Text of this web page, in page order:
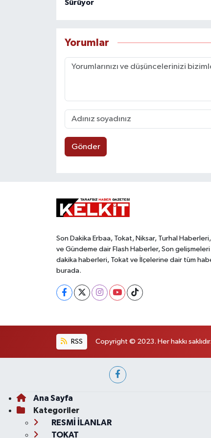
Sürüyor
Yorumlar
Gönder
Son Dakika Erbaa, Tokat, Niksar, Turhal
ve Gündeme dair Flash Haberler, Son
dakika haberleri, Tokat ve İlçelerine dair tüm
burada.
RSS Copyright © 2023. Her hakkı saklıdır.
Ana Sayfa
Kategoriler
RESMİ İLANLAR
TOKAT